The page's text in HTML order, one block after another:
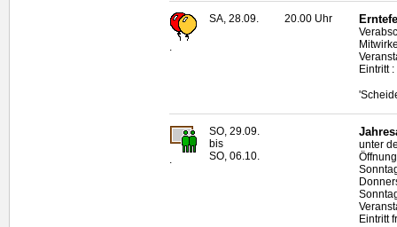
.
SA, 28.09. 20.00 Uhr
Eintritt
.
SO, 29.09.
bis
SO, 06.10.
unter
Eintritt